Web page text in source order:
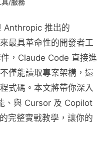
具/服務
Anthropic 推出的
最具革命性的開發者工
，Claude Code 直接進
僅能讀取專案架構，還
式碼。本文將帶你深入
、與 Cursor 及 Copilot
完整實戰教學，讓你的